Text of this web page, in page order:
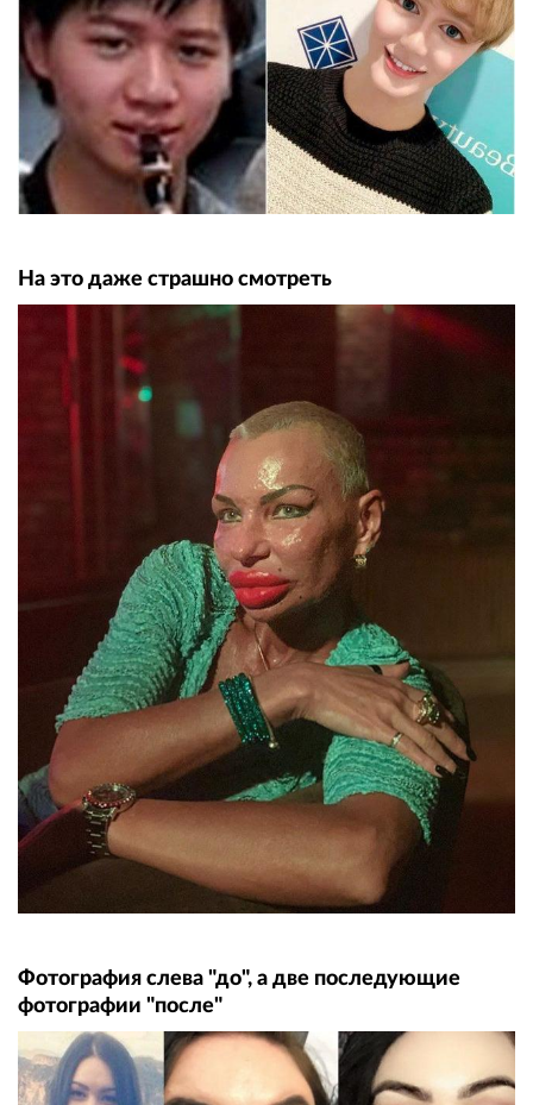
На это даже страшно смотреть
Фотография слева "до", а две последующие
фотографии "после"